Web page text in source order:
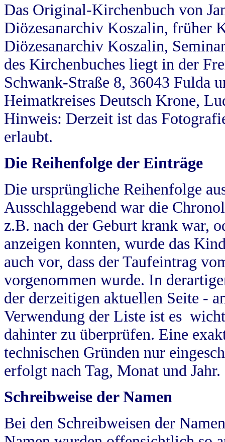
Das Original-Kirchenbuch von
Diözesanarchiv Koszalin, früher
Diözesanarchiv Koszalin,
des Kirchenbuches liegt in der
Schwank-Straße 8, 36043 Fulda
Heimatkreises Deutsch Krone,
Hinweis: Derzeit ist das
erlaubt.
Die Reihenfolge der Einträge
Die ursprüngliche Reihenfolge
Ausschlaggebend war die
z.B. nach der Geburt krank war,
anzeigen konnten, wurde das
auch vor, dass der Taufeintrag
vorgenommen wurde. In
der derzeitigen aktuellen Seite -
Verwendung der Liste ist es
dahinter zu überprüfen. Eine
technischen Gründen nur
erfolgt nach Tag, Monat und Jahr.
Schreibweise der Namen
Bei den Schreibweisen der